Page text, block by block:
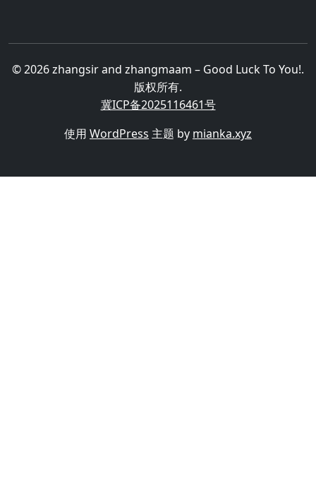
© 2026 zhangsir and zhangmaam – Good Luck To You!.
版权所有.
冀ICP备2025116461号
使用 WordPress 主题 by mianka.xyz